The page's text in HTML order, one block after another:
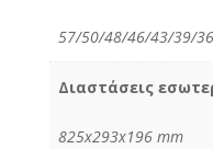
57/50/48/46/43/39/
Διαστάσεις
825x293x196 mm